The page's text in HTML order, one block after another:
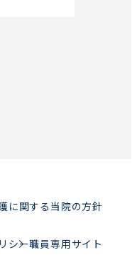
に関する当院の方針
シー職員専用サイト